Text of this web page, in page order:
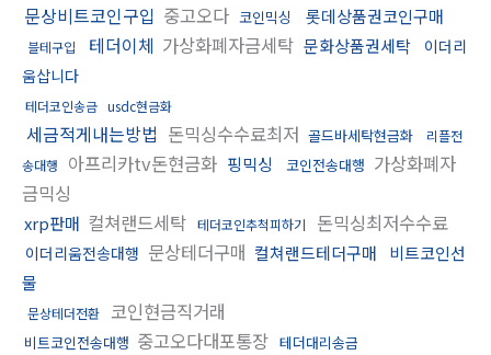
문상비트코인구입 중고오다 코인믹싱 롯데상품권코인구매
블테구입 테더이체 가상화폐자금세탁 문화상품권세탁
이더리
움삽니다
테더코인송금 usdc현금화
세금적게내는방법 돈믹싱수수료최저 골드바세탁현금화
리플전
송대행
아프리카tv돈현금화 핑믹싱 코인전송대행 가상화폐자
금믹싱
xrp판매 컬쳐랜드세탁 테더코인추척피하기 돈믹싱최저수수료
이더리움전송대행 문상테더구매 컬쳐랜드테더구매
비트코인선
물
문상테더전환 코인현금직거래
비트코인전송대행 중고오다대포통장 테더대리송금